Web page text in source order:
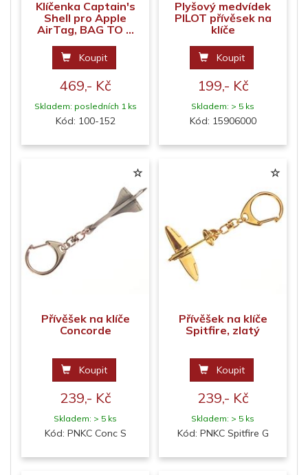
Klíčenka Captain's
Shell pro Apple
AirTag, BAG TO ...
Koupit
469,- Kč
Skladem: posledních 1 ks
Kód: 100-152
Plyšový medvídek
PILOT přívěsek na
klíče
Koupit
199,- Kč
Skladem: > 5 ks
Kód: 15906000
Přívěšek na klíče
Concorde
Koupit
239,- Kč
Skladem: > 5 ks
Kód: PNKC Conc S
Přívěšek na klíče
Spitfire, zlatý
Koupit
239,- Kč
Skladem: > 5 ks
Kód: PNKC Spitfire G